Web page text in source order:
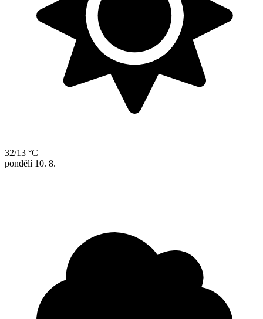
32/13 °C
pondělí 10. 8.